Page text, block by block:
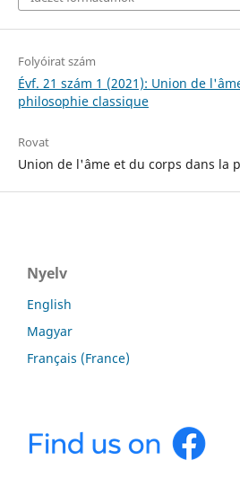
Folyóirat szám
Évf. 21 szám 1 (2021): Union de
philosophie classique
Rovat
Union de l'âme et du corps dans la
Nyelv
English
Magyar
Français (France)